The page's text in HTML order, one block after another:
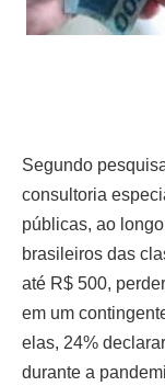
Segundo
consultoria
públicas, ao
brasileiros das
até R$ 500,
em um
elas, 24%
durante a